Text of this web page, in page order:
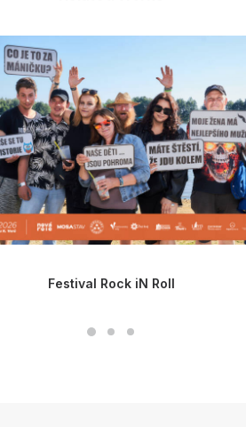
Festival Rock iN Roll